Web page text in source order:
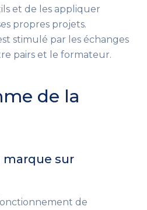
et de les appliquer
propres projets.
stimulé par les échanges
pairs et le formateur.
de la
marque sur
de